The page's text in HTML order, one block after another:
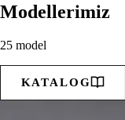
Modellerimiz
25 model
KATALOG